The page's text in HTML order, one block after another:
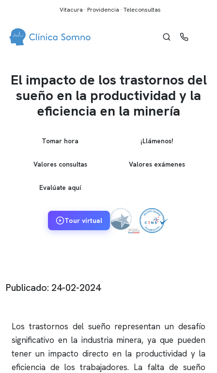
Vitacura · Providencia · Teleconsultas
El impacto de los trastornos del
sueño en la productividad y la
eficiencia en la minería
Tomar hora ¡Llámenos!
Valores consultas Valores exámenes
Evalúate aquí
Tour virtual
Publicado: 24-02-2024
Los trastornos del sueño representan un desafío
significativo en la industria minera, ya que pueden
tener un impacto directo en la productividad y la
eficiencia de los trabajadores. La falta de sueño